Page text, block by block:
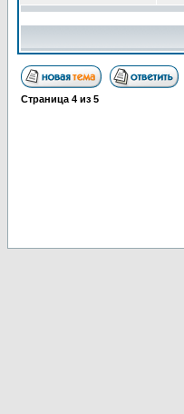
Страница 4 из 5